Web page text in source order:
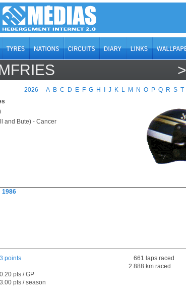
2026 A B C D E F G H J K L M N O P Q R S T
and Bute) - Cancer
1986
3 points
0.20 pts / GP
3.00 pts / season
661 laps raced
2 888 km raced